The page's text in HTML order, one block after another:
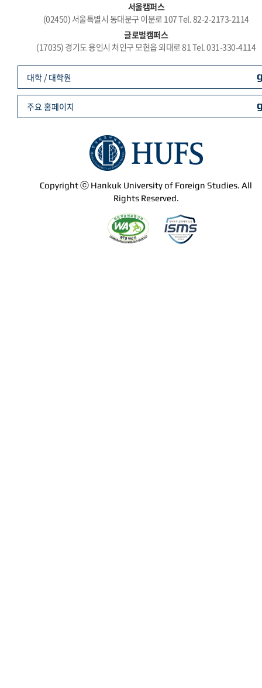
서울캠퍼스
(02450) 서울특별시 동대문구 이문로 107 Tel. 82-2-2173-2114
글로벌캠퍼스
(17035) 경기도 용인시 처인구 모현읍 외대로 81 Tel. 031-330-4114
Copyright ⓒ Hankuk University of Foreign Studies. All
Rights Reserved.
대학 / 대학원
주요 홈페이지